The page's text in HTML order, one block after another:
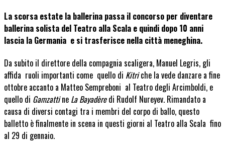
La scorsa estate la ballerina passa il concorso per diventare
ballerina solista del Teatro alla Scala e quindi dopo 10 anni
lascia la Germania e si trasferisce nella città meneghina.
Da subito il direttore della compagnia scaligera, Manuel Legris, gli
affida ruoli importanti come quello di Kitriche la vede danzare a fine
ottobre accanto a Matteo Sempreboni al Teatro degli Arcimboldi, e
quello di Gamzattine La Bayadèredi Rudolf Nureyev. Rimandato a
causa di diversi contagi tra i membri del corpo di ballo, questo
balletto è finalmente in scena in questi giorni al Teatro alla Scala fino
al 29 di gennaio.